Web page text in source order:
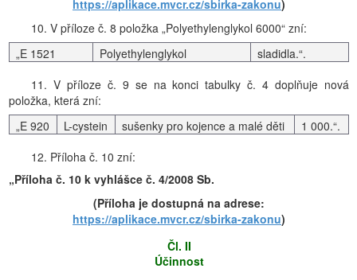
https://aplikace.mvcr.cz/sbirka-zakonu)
10. V příloze č. 8 položka „Polyethylenglykol 6000“ zní:
„E 1521
Polyethylenglykol
sladidla.“.
11. V příloze č. 9 se na konci tabulky č. 4 doplňuje nová
položka, která zní:
„E 920
L-cystein sušenky pro kojence a malé děti
1 000.“.
12. Příloha č. 10 zní:
„Příloha č. 10 k vyhlášce č. 4/2008 Sb.
(Příloha je dostupná na adrese:
https://aplikace.mvcr.cz/sbirka-zakonu)
Čl. II
Účinnost